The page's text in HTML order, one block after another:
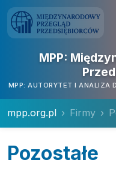
MPP:
MPP: AUTORYTET I ANALIZA
mpp.org.pl Firmy
Pozostałe